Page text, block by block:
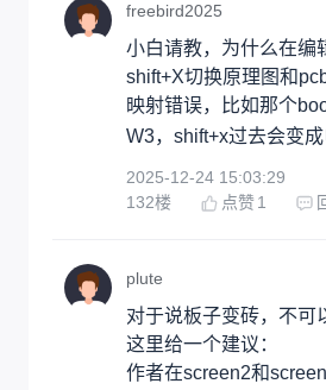
freebird2025
小白请教，为什么在编
shift+X切换原理图和
映射错误，比如那个
W3，shift+x过去会变成
2025-12-24 15:03:29
132楼 点赞 1
plute
对于说板子变砖，不可
这里给一个建议：
作者在screen2和